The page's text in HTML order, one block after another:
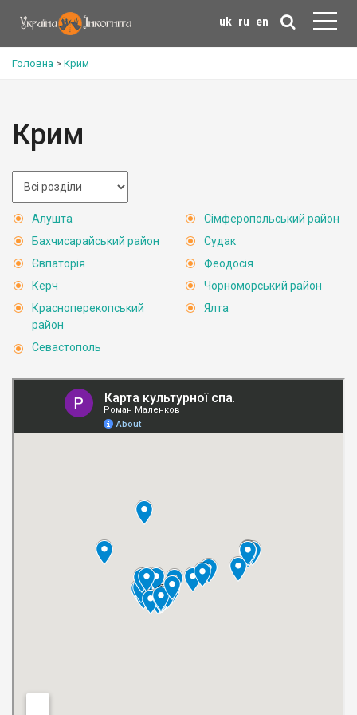
uk ru en
Головна > Крим
Крим
Алушта
Бахчисарайський район
Євпаторія
Керч
Красноперекопський
район
Севастополь
Сімферопольський район
Судак
Феодосія
Чорноморський район
Ялта